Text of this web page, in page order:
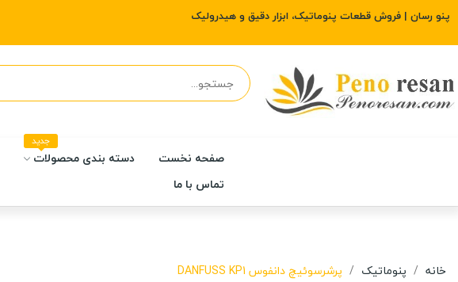
پنو رسان | فروش قطعات پنوماتیک، ابزار دقیق و هیدرولیک
صفحه نخست دسته بندی محصولات
جدید
تماس با ما
خانه پنوماتیک پرشرسوئیچ دانفوس DANFUSS KP1